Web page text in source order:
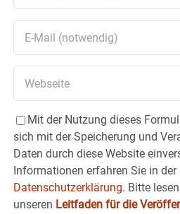
Mit der Nutzung dieses
sich mit der Speicherung und
Daten durch diese Website
Informationen erfahren Sie in der
Datenschutzerklärung. Bitte
unseren Leitfaden für die